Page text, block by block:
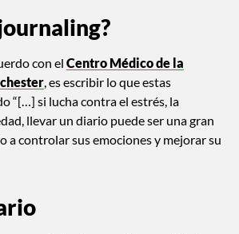
con el Centro Médico de la
, es escribir lo que estas
“[…] si lucha contra el estrés, la
llevar un diario puede ser una gran
a controlar sus emociones y mejorar su